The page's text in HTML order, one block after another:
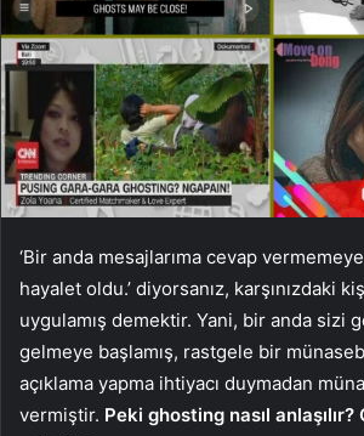
‘Bir anda mesajlarıma cevap
hayalet oldu.’ diyorsanız, karşınızdaki
uygulamış demektir. Yani, bir anda sizi
gelmeye başlamış, rastgele bir
açıklama yapma ihtiyacı duymadan
vermiştir. Peki ghosting nasıl anlaşılır?